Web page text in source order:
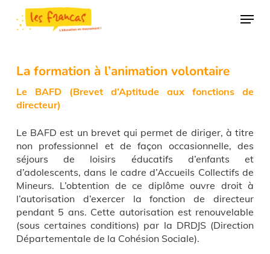
Panneau de gestion des cookies
main
Menu
La formation à l’animation volontaire
Le BAFD (Brevet d’Aptitude aux fonctions de
directeur)
Le BAFD est un brevet qui permet de diriger, à titre
non professionnel et de façon occasionnelle, des
séjours de loisirs éducatifs d’enfants et
d’adolescents, dans le cadre d’Accueils Collectifs de
Mineurs. L’obtention de ce diplôme ouvre droit à
l’autorisation d’exercer la fonction de directeur
pendant 5 ans. Cette autorisation est renouvelable
(sous certaines conditions) par la DRDJS (Direction
Départementale de la Cohésion Sociale).